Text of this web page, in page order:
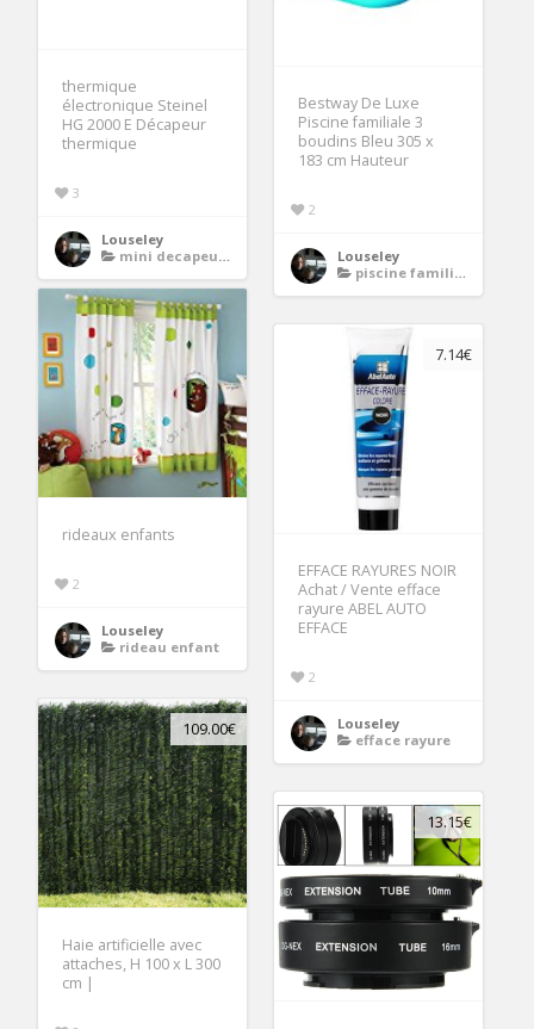
thermique
électronique Steinel
HG 2000 E Décapeur
thermique
3
Louseley
mini decapeur thermique
Bestway De Luxe
Piscine familiale 3
boudins Bleu 305 x
183 cm Hauteur
2
Louseley
piscine familiale
rideaux enfants
2
Louseley
rideau enfant
7.14€
EFFACE RAYURES NOIR
Achat / Vente efface
rayure ABEL AUTO
EFFACE
2
Louseley
efface rayure
109.00€
Haie artificielle avec
attaches, H 100 x L 300
cm |
13.15€